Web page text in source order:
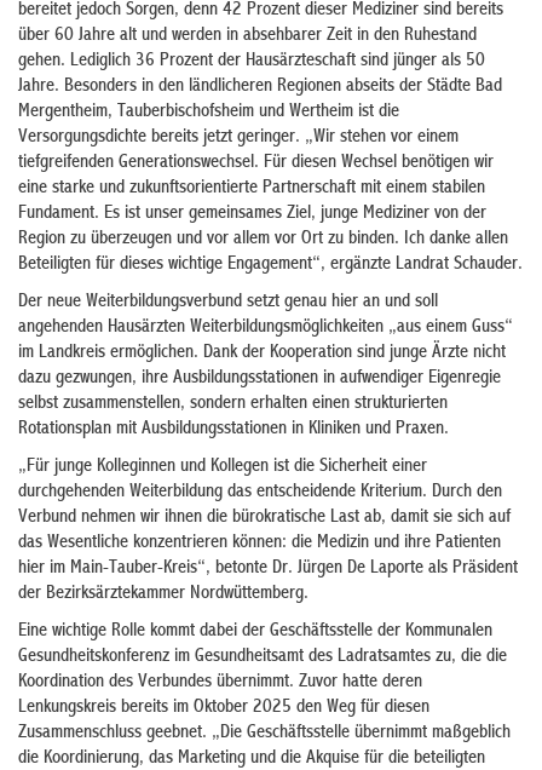
bereitet jedoch Sorgen, denn 42 Prozent dieser Mediziner sind bereits
über 60 Jahre alt und werden in absehbarer Zeit in den Ruhestand
gehen. Lediglich 36 Prozent der Hausärzteschaft sind jünger als 50
Jahre. Besonders in den ländlicheren Regionen abseits der Städte Bad
Mergentheim, Tauberbischofsheim und Wertheim ist die
Versorgungsdichte bereits jetzt geringer. „Wir stehen vor einem
tiefgreifenden Generationswechsel. Für diesen Wechsel benötigen wir
eine starke und zukunftsorientierte Partnerschaft mit einem stabilen
Fundament. Es ist unser gemeinsames Ziel, junge Mediziner von der
Region zu überzeugen und vor allem vor Ort zu binden. Ich danke allen
Beteiligten für dieses wichtige Engagement“, ergänzte Landrat Schauder.
Der neue Weiterbildungsverbund setzt genau hier an und soll
angehenden Hausärzten Weiterbildungsmöglichkeiten „aus einem Guss“
im Landkreis ermöglichen. Dank der Kooperation sind junge Ärzte nicht
dazu gezwungen, ihre Ausbildungsstationen in aufwendiger Eigenregie
selbst zusammenstellen, sondern erhalten einen strukturierten
Rotationsplan mit Ausbildungsstationen in Kliniken und Praxen.
„Für junge Kolleginnen und Kollegen ist die Sicherheit einer
durchgehenden Weiterbildung das entscheidende Kriterium. Durch den
Verbund nehmen wir ihnen die bürokratische Last ab, damit sie sich auf
das Wesentliche konzentrieren können: die Medizin und ihre Patienten
hier im Main-Tauber-Kreis“, betonte Dr. Jürgen De Laporte als Präsident
der Bezirksärztekammer Nordwüttemberg.
Eine wichtige Rolle kommt dabei der Geschäftsstelle der Kommunalen
Gesundheitskonferenz im Gesundheitsamt des Ladratsamtes zu, die die
Koordination des Verbundes übernimmt. Zuvor hatte deren
Lenkungskreis bereits im Oktober 2025 den Weg für diesen
Zusammenschluss geebnet. „Die Geschäftsstelle übernimmt maßgeblich
die Koordinierung, das Marketing und die Akquise für die beteiligten